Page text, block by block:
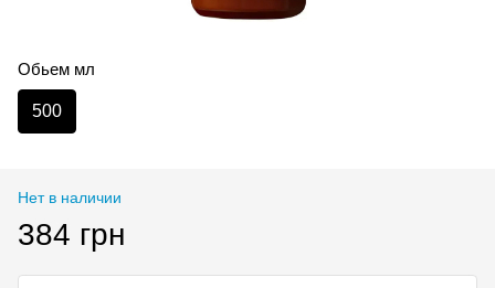
Обьем мл
500
Нет в наличии
384 грн